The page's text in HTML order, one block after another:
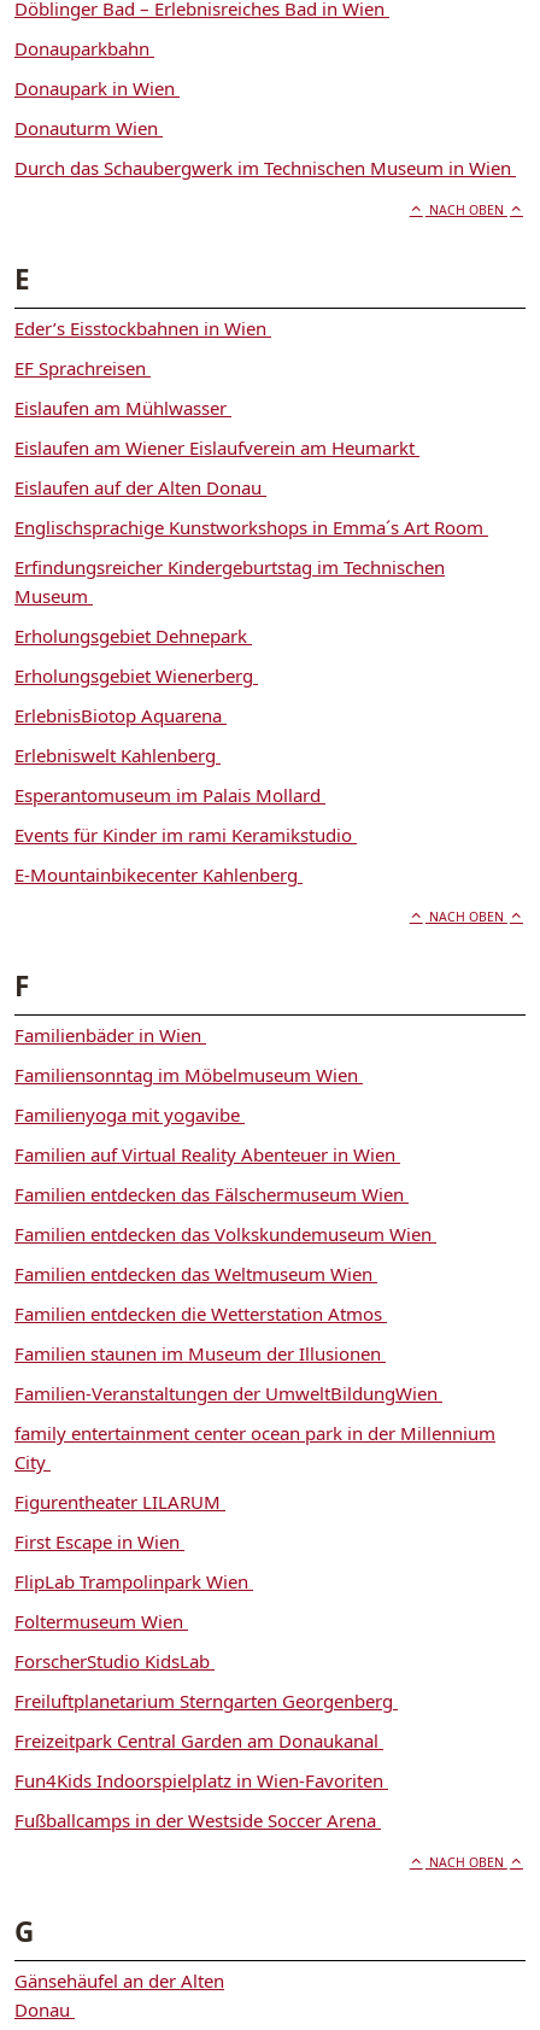
Döblinger Bad – Erlebnisreiches Bad in Wien
Donauparkbahn
Donaupark in Wien
Donauturm Wien
Durch das Schaubergwerk im Technischen Museum in Wien
NACH OBEN
E
Eder’s Eisstockbahnen in Wien
EF Sprachreisen
Eislaufen am Mühlwasser
Eislaufen am Wiener Eislaufverein am Heumarkt
Eislaufen auf der Alten Donau
Englischsprachige Kunstworkshops in Emma´s Art Room
Erfindungsreicher Kindergeburtstag im Technischen
Museum
Erholungsgebiet Dehnepark
Erholungsgebiet Wienerberg
ErlebnisBiotop Aquarena
Erlebniswelt Kahlenberg
Esperantomuseum im Palais Mollard
Events für Kinder im rami Keramikstudio
E-Mountainbikecenter Kahlenberg
NACH OBEN
F
Familienbäder in Wien
Familiensonntag im Möbelmuseum Wien
Familienyoga mit yogavibe
Familien auf Virtual Reality Abenteuer in Wien
Familien entdecken das Fälschermuseum Wien
Familien entdecken das Volkskundemuseum Wien
Familien entdecken das Weltmuseum Wien
Familien entdecken die Wetterstation Atmos
Familien staunen im Museum der Illusionen
Familien-Veranstaltungen der UmweltBildungWien
family entertainment center ocean park in der Millennium
City
Figurentheater LILARUM
First Escape in Wien
FlipLab Trampolinpark Wien
Foltermuseum Wien
ForscherStudio KidsLab
Freiluftplanetarium Sterngarten Georgenberg
Freizeitpark Central Garden am Donaukanal
Fun4Kids Indoorspielplatz in Wien-Favoriten
Fußballcamps in der Westside Soccer Arena
NACH OBEN
G
Gänsehäufel an der Alten
Donau